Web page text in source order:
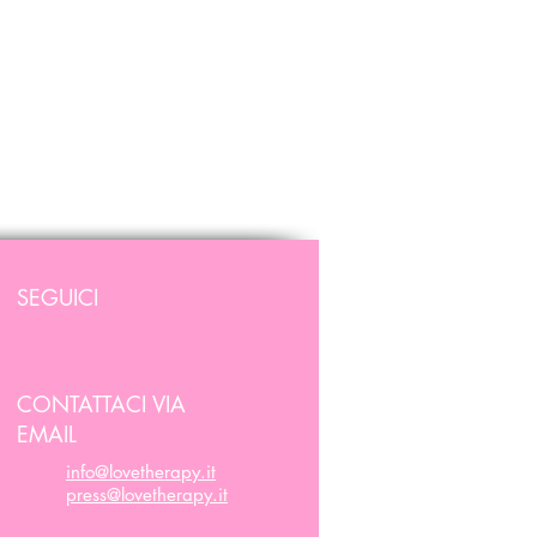
SEGUICI
CONTATTACI VIA
EMAIL
info@lovetherapy.it
press@lovetherapy.it